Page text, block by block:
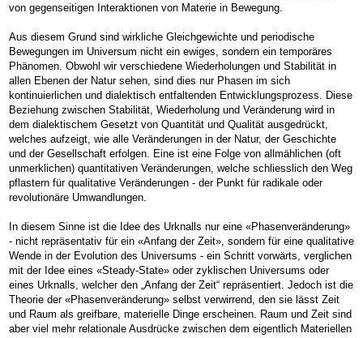
von gegenseitigen Interaktionen von Materie in Bewegung.
Aus diesem Grund sind wirkliche Gleichgewichte und periodische
Bewegungen im Universum nicht ein ewiges, sondern ein temporäres
Phänomen. Obwohl wir verschiedene Wiederholungen und Stabilität in
allen Ebenen der Natur sehen, sind dies nur Phasen im sich
kontinuierlichen und dialektisch entfaltenden Entwicklungsprozess. Diese
Beziehung zwischen Stabilität, Wiederholung und Veränderung wird in
dem dialektischem Gesetzt von Quantität und Qualität ausgedrückt,
welches aufzeigt, wie alle Veränderungen in der Natur, der Geschichte
und der Gesellschaft erfolgen. Eine ist eine Folge von allmählichen (oft
unmerklichen) quantitativen Veränderungen, welche schliesslich den Weg
pflastern für qualitative Veränderungen - der Punkt für radikale oder
revolutionäre Umwandlungen.
In diesem Sinne ist die Idee des Urknalls nur eine «Phasenveränderung»
- nicht repräsentativ für ein «Anfang der Zeit», sondern für eine qualitative
Wende in der Evolution des Universums - ein Schritt vorwärts, verglichen
mit der Idee eines «Steady-State» oder zyklischen Universums oder
eines Urknalls, welcher den „Anfang der Zeit“ repräsentiert. Jedoch ist die
Theorie der «Phasenveränderung» selbst verwirrend, den sie lässt Zeit
und Raum als greifbare, materielle Dinge erscheinen. Raum und Zeit sind
aber viel mehr relationale Ausdrücke zwischen dem eigentlich Materiellen